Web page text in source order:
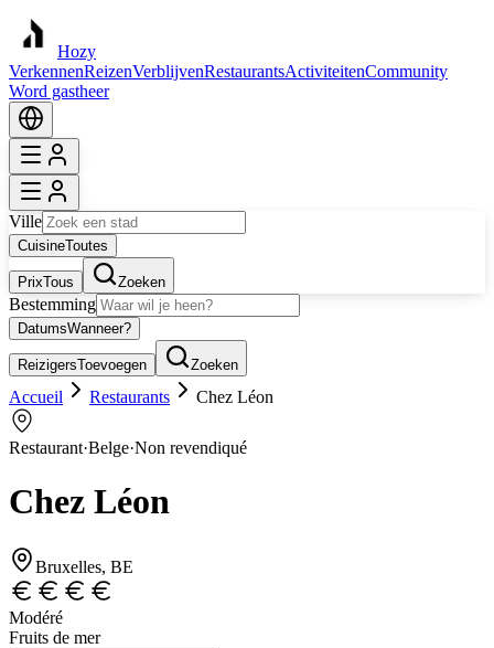
Hozy
VerkennenReizenVerblijvenRestaurantsActiviteitenCommunity
Word gastheer
Ville
CuisineToutes
PrixTous Zoeken
Bestemming
DatumsWanneer?
ReizigersToevoegen Zoeken
Accueil Restaurants Chez Léon
Restaurant·Belge·Non revendiqué
Chez Léon
Bruxelles, BE
Modéré
Fruits de mer